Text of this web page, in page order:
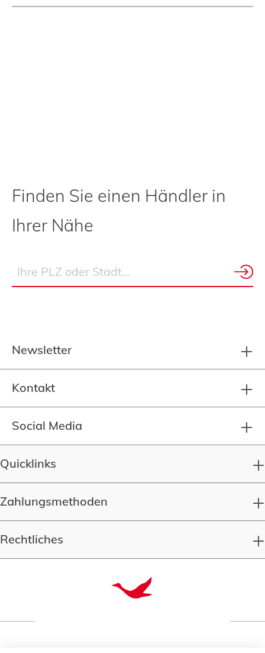
Finden Sie einen Händler in
Ihrer Nähe
Newsletter
Kontakt
Social Media
Quicklinks
Zahlungsmethoden
Rechtliches